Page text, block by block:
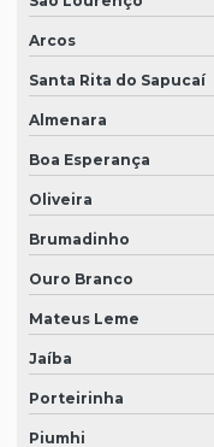
Arcos
Santa Rita do Sapucaí
Almenara
Boa Esperança
Oliveira
Brumadinho
Ouro Branco
Mateus Leme
Jaíba
Porteirinha
Piumhi